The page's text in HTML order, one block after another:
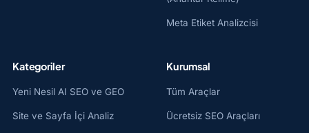
Meta Etiket Analizcisi
Kategoriler
Yeni Nesil AI SEO ve GEO
Site ve Sayfa İçi Analiz
Kurumsal
Tüm Araçlar
Ücretsiz SEO Araçları